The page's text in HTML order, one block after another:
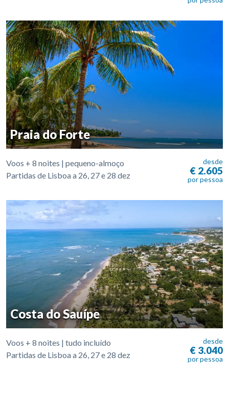
Praia do Forte
Voos + 8 noites | pequeno-almoço
Partidas de Lisboa a 26, 27 e 28 dez
desde
€ 2.605
por pessoa
Costa do Sauípe
Voos + 8 noites | tudo incluído
Partidas de Lisboa a 26, 27 e 28 dez
desde
€ 3.040
por pessoa